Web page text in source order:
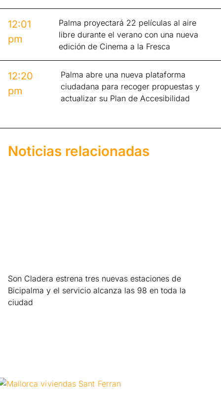
12:01
pm
Palma proyectará 22 películas al aire
libre durante el verano con una nueva
edición de Cinema a la Fresca
12:20
pm
Palma abre una nueva plataforma
ciudadana para recoger propuestas y
actualizar su Plan de Accesibilidad
Noticias relacionadas
Son Cladera estrena tres nuevas estaciones de
Bicipalma y el servicio alcanza las 98 en toda la
ciudad